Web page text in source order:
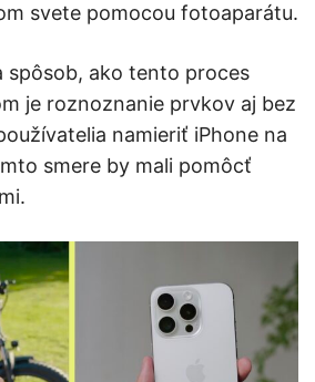
svete pomocou fotoaparátu.
spôsob, ako tento proces
je roznoznanie prvkov aj bez
namieriť iPhone na
smere by mali pomôcť